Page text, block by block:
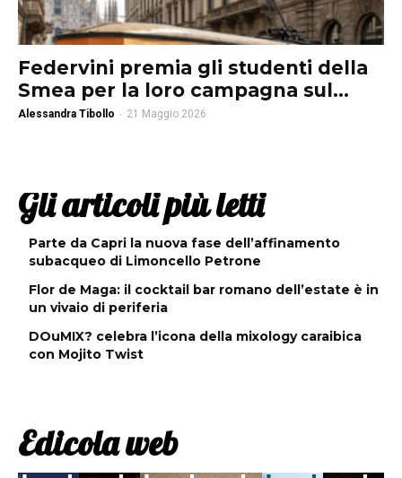
Federvini premia gli studenti della
Smea per la loro campagna sul...
Alessandra Tibollo - 21 Maggio 2026
Gli articoli più letti
Parte da Capri la nuova fase dell’affinamento
subacqueo di Limoncello Petrone
Flor de Maga: il cocktail bar romano dell’estate è in
un vivaio di periferia
DOuMIX? celebra l’icona della mixology caraibica
con Mojito Twist
Edicola web